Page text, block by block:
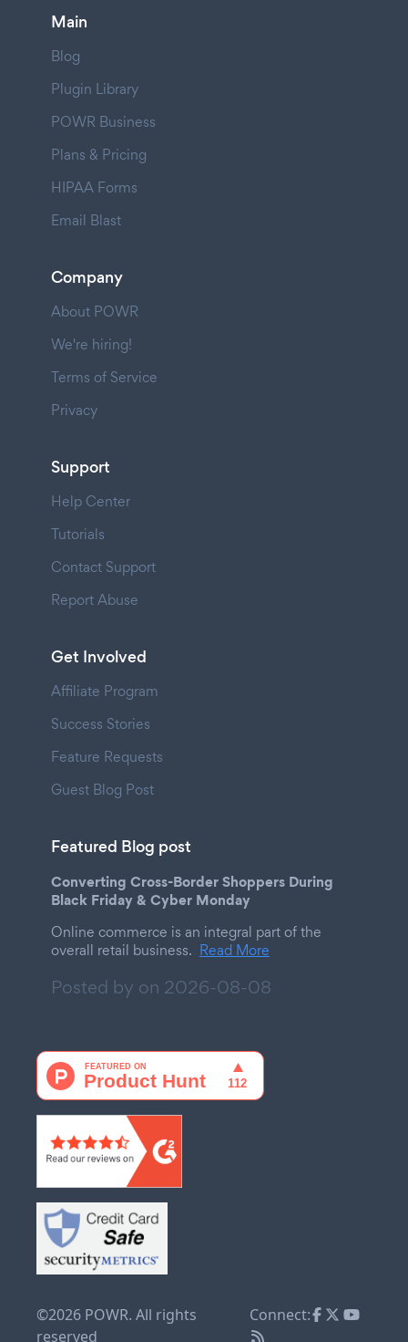
Main
Blog
Plugin Library
POWR Business
Plans & Pricing
HIPAA Forms
Email Blast
Company
About POWR
We're hiring!
Terms of Service
Privacy
Support
Help Center
Tutorials
Contact Support
Report Abuse
Get Involved
Affiliate Program
Success Stories
Feature Requests
Guest Blog Post
Featured Blog post
Converting Cross-Border Shoppers During
Black Friday & Cyber Monday
Online commerce is an integral part of the
overall retail business. Read More
Posted by on 2026-08-08
©2026 POWR. All rights
reserved
Connect: